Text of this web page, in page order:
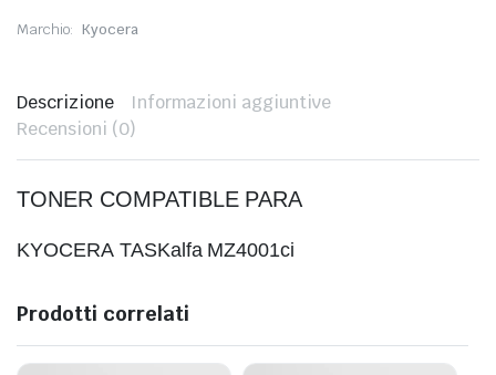
Marchio: Kyocera
Descrizione
Informazioni aggiuntive
Recensioni (0)
TONER COMPATIBLE PARA
KYOCERA TASKalfa MZ4001ci
Prodotti correlati